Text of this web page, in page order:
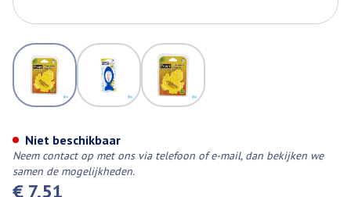
View larger imageView larger imageView larger image
€ 7,51
Niet beschikbaar
Neem contact op met ons via telefoon of e-mail, dan bekijken we
samen de mogelijkheden.